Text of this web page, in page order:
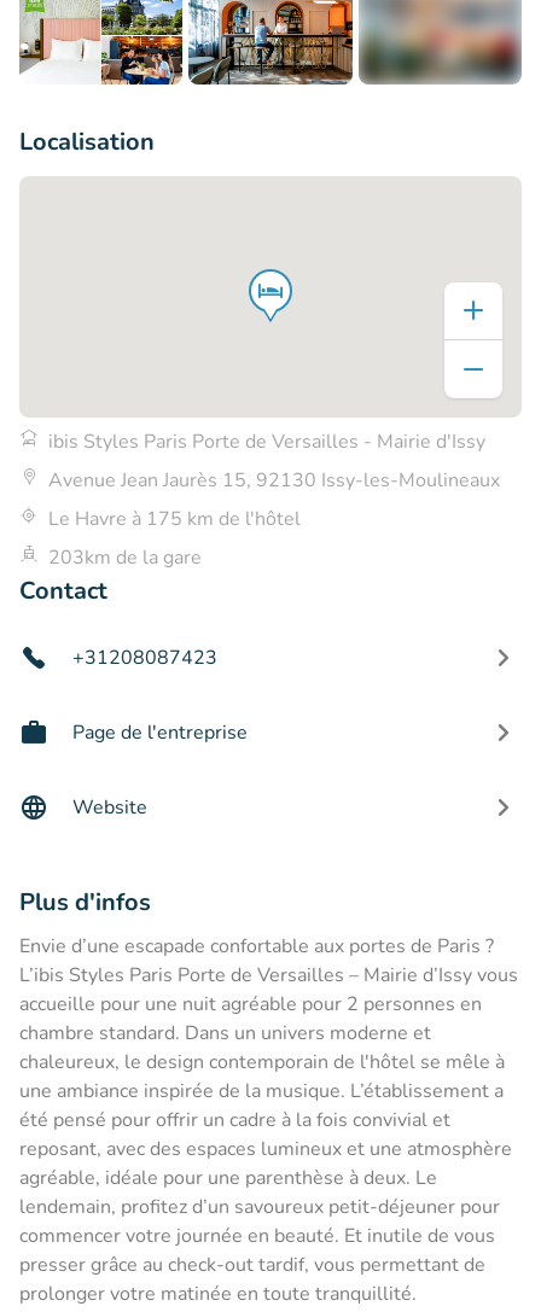
Localisation
ibis Styles Paris Porte de Versailles - Mairie d'Issy
Avenue Jean Jaurès 15, 92130 Issy-les-Moulineaux
Le Havre à 175 km de l'hôtel
203km de la gare
Contact
+31208087423
Page de l'entreprise
Website
Plus d'infos
Envie d’une escapade confortable aux portes de Paris ?
L’ibis Styles Paris Porte de Versailles – Mairie d’Issy vous
accueille pour une nuit agréable pour 2 personnes en
chambre standard. Dans un univers moderne et
chaleureux, le design contemporain de l'hôtel se mêle à
une ambiance inspirée de la musique. L’établissement a
été pensé pour offrir un cadre à la fois convivial et
reposant, avec des espaces lumineux et une atmosphère
agréable, idéale pour une parenthèse à deux. Le
lendemain, profitez d’un savoureux petit-déjeuner pour
commencer votre journée en beauté. Et inutile de vous
presser grâce au check-out tardif, vous permettant de
prolonger votre matinée en toute tranquillité.